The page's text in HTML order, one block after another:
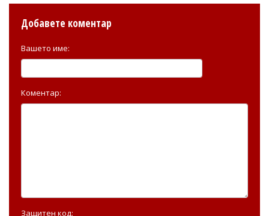
Добавете коментар
Вашето име:
Коментар:
Защитен код: